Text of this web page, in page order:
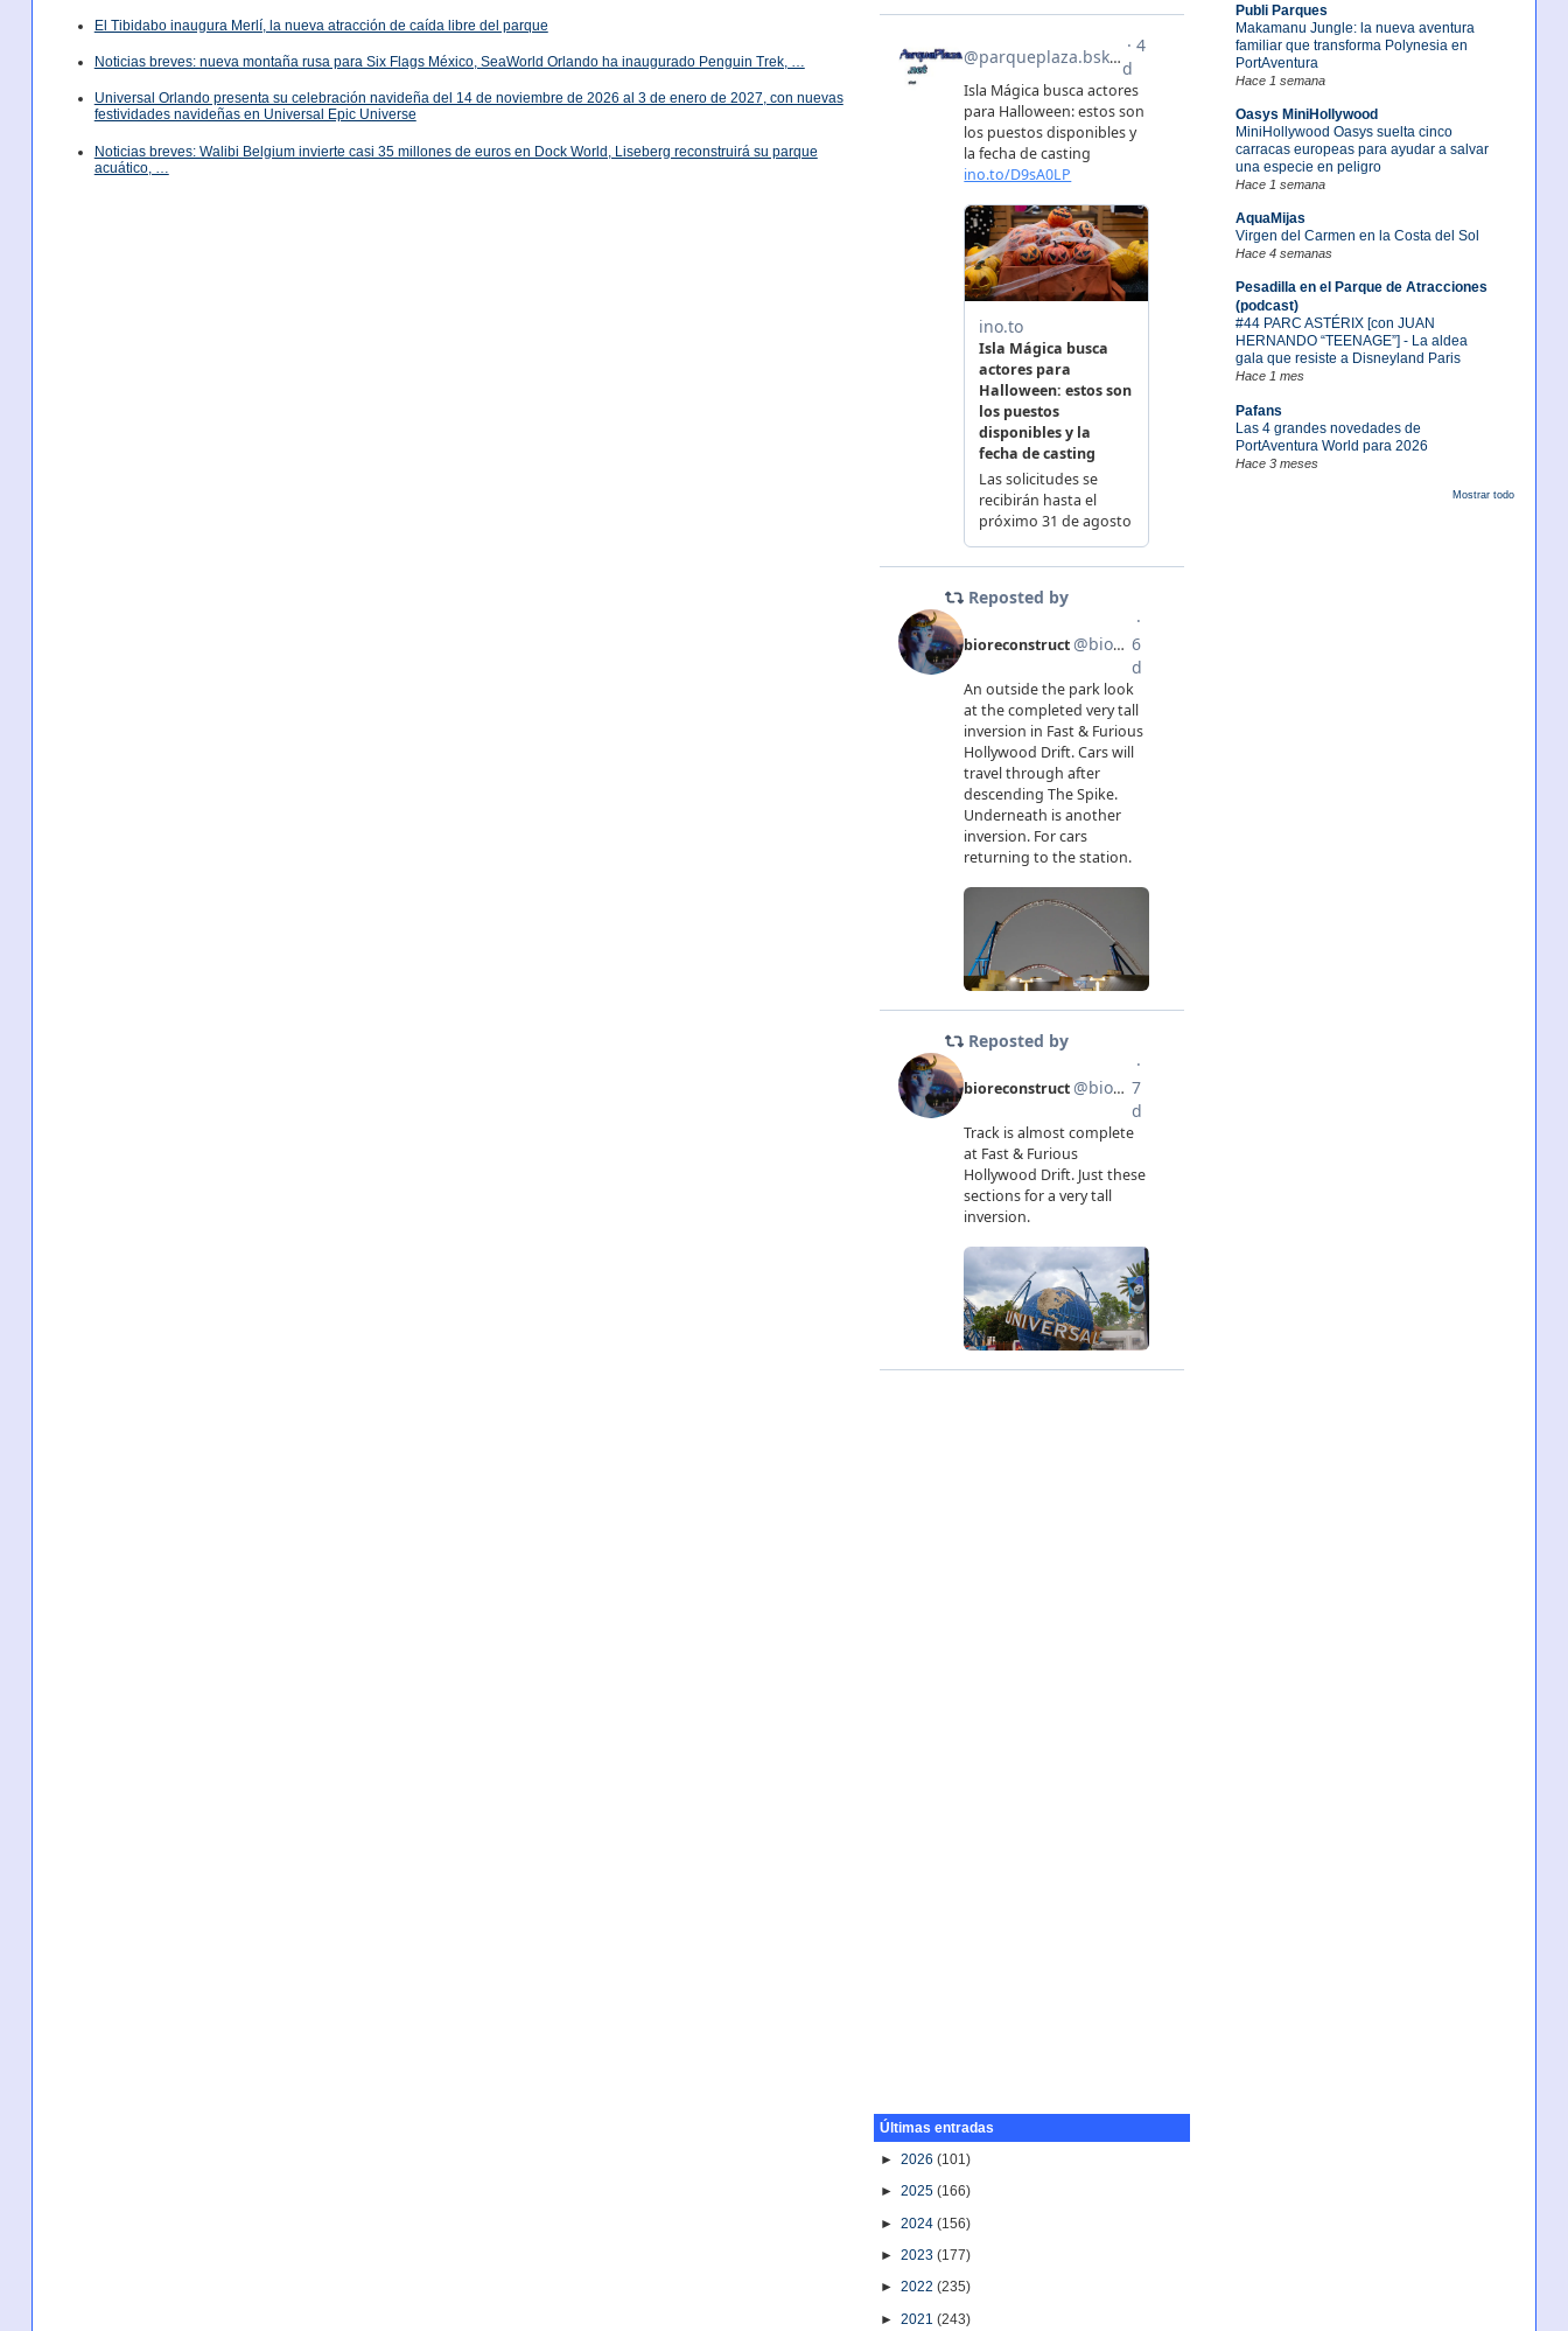
Publi Parques
Makamanu Jungle: la nueva aventura
familiar que transforma Polynesia en
PortAventura
Hace 1 semana
Oasys MiniHollywood
MiniHollywood Oasys suelta cinco
carracas europeas para ayudar a salvar
una especie en peligro
Hace 1 semana
AquaMijas
Virgen del Carmen en la Costa del Sol
Hace 4 semanas
Pesadilla en el Parque de Atracciones
(podcast)
#44 PARC ASTÉRIX [con JUAN
HERNANDO “TEENAGE”] - La aldea
gala que resiste a Disneyland Paris
Hace 1 mes
Pafans
Las 4 grandes novedades de
PortAventura World para 2026
Hace 3 meses
Mostrar todo
El Tibidabo inaugura Merlí, la nueva atracción de caída libre del parque
Noticias breves: nueva montaña rusa para Six Flags México, SeaWorld Orlando ha inaugurado Penguin Trek, …
Universal Orlando presenta su celebración navideña del 14 de noviembre de 2026 al 3 de enero de 2027, con nuevas
festividades navideñas en Universal Epic Universe
Noticias breves: Walibi Belgium invierte casi 35 millones de euros en Dock World, Liseberg reconstruirá su parque
acuático, …
Últimas entradas
►2026(101)
►2025(166)
►2024(156)
►2023(177)
►2022(235)
►2021(243)